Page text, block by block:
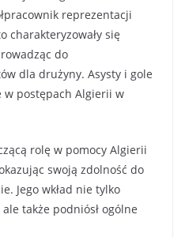
reprezentacji
charakteryzowały się
do
dla drużyny. Asysty i gole
w postępach Algierii w
rolę w pomocy Algierii
swoją zdolność do
Jego wkład nie tylko
także podniósł ogólne